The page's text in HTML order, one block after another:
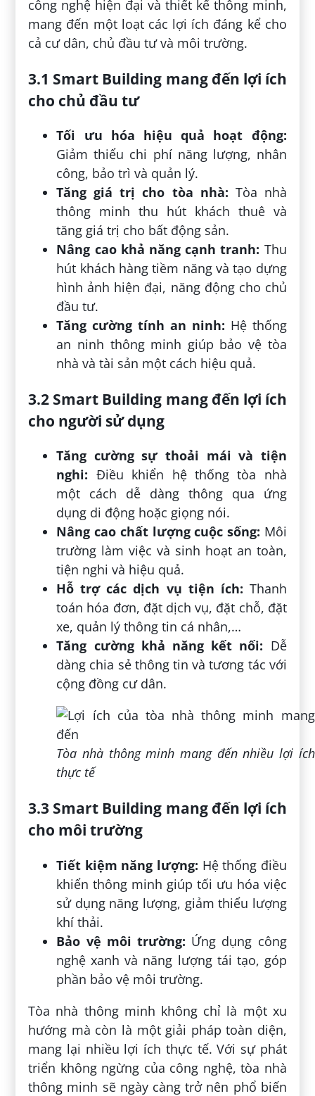
công nghệ hiện đại và thiết kế thông minh,
mang đến một loạt các lợi ích đáng kể cho
cả cư dân, chủ đầu tư và môi trường.
3.1 Smart Building mang đến lợi ích
cho chủ đầu tư
Tối ưu hóa hiệu quả hoạt động:
Giảm thiểu chi phí năng lượng, nhân
công, bảo trì và quản lý.
Tăng giá trị cho tòa nhà: Tòa nhà
thông minh thu hút khách thuê và
tăng giá trị cho bất động sản.
Nâng cao khả năng cạnh tranh: Thu
hút khách hàng tiềm năng và tạo dựng
hình ảnh hiện đại, năng động cho chủ
đầu tư.
Tăng cường tính an ninh: Hệ thống
an ninh thông minh giúp bảo vệ tòa
nhà và tài sản một cách hiệu quả.
3.2 Smart Building mang đến lợi ích
cho người sử dụng
Tăng cường sự thoải mái và tiện
nghi: Điều khiển hệ thống tòa nhà
một cách dễ dàng thông qua ứng
dụng di động hoặc giọng nói.
Nâng cao chất lượng cuộc sống: Môi
trường làm việc và sinh hoạt an toàn,
tiện nghi và hiệu quả.
Hỗ trợ các dịch vụ tiện ích: Thanh
toán hóa đơn, đặt dịch vụ, đặt chỗ, đặt
xe, quản lý thông tin cá nhân,…
Tăng cường khả năng kết nối: Dễ
dàng chia sẻ thông tin và tương tác với
cộng đồng cư dân.
Tòa nhà thông minh mang đến nhiều lợi ích
thực tế
3.3 Smart Building mang đến lợi ích
cho môi trường
Tiết kiệm năng lượng: Hệ thống điều
khiển thông minh giúp tối ưu hóa việc
sử dụng năng lượng, giảm thiểu lượng
khí thải.
Bảo vệ môi trường: Ứng dụng công
nghệ xanh và năng lượng tái tạo, góp
phần bảo vệ môi trường.
Tòa nhà thông minh không chỉ là một xu
hướng mà còn là một giải pháp toàn diện,
mang lại nhiều lợi ích thực tế. Với sự phát
triển không ngừng của công nghệ, tòa nhà
thông minh sẽ ngày càng trở nên phổ biến